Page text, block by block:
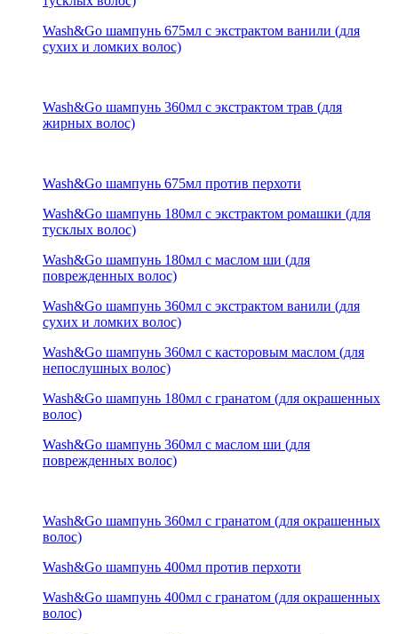
Wash&Go шампунь 675мл с экстрактом ванили (для
сухих и ломких волос)
Wash&Go шампунь 360мл с экстрактом трав (для
жирных волос)
Wash&Go шампунь 675мл против перхоти
Wash&Go шампунь 180мл с экстрактом ромашки (для
тусклых волос)
Wash&Go шампунь 180мл с маслом ши (для
поврежденных волос)
Wash&Go шампунь 360мл с экстрактом ванили (для
сухих и ломких волос)
Wash&Go шампунь 360мл с касторовым маслом (для
непослушных волос)
Wash&Go шампунь 180мл с гранатом (для окрашенных
волос)
Wash&Go шампунь 360мл с маслом ши (для
поврежденных волос)
Wash&Go шампунь 360мл с гранатом (для окрашенных
волос)
Wash&Go шампунь 400мл против перхоти
Wash&Go шампунь 400мл с гранатом (для окрашенных
волос)